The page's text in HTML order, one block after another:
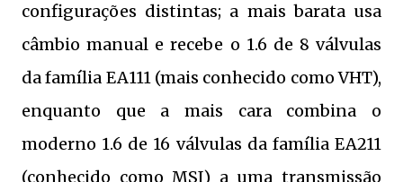
configurações distintas; a mais barata usa
câmbio manual e recebe o 1.6 de 8 válvulas
da família EA111 (mais conhecido como VHT),
enquanto que a mais cara combina o
moderno 1.6 de 16 válvulas da família EA211
(conhecido como MSI) a uma transmissão